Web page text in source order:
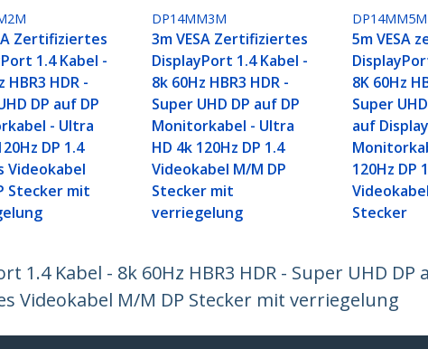
Zertifiziertes
1.4 Kabel -
HBR3 HDR -
DP auf DP
- Ultra
DP 1.4
Videokabel
Stecker mit
DP14MM3M
3m VESA Zertifiziertes
DisplayPort 1.4 Kabel -
8k 60Hz HBR3 HDR -
Super UHD DP auf DP
Monitorkabel - Ultra
HD 4k 120Hz DP 1.4
Videokabel M/M DP
Stecker mit
verriegelung
DP14MM5M
5m VESA
8K 60Hz
Super
auf
120Hz DP
Stecker
1.4 Kabel - 8k 60Hz HBR3 HDR - Super UHD
Videokabel M/M DP Stecker mit verriegelung